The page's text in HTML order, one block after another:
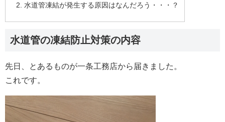
水道管凍結が発生する原因はなんだろう・・・？
水道管の凍結防止対策の内容
先日、とあるものが一条工務店から届きました。
これです。